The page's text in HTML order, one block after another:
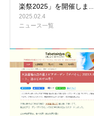
楽祭2025」を開催しま…
2025.02.4
ニュース一覧